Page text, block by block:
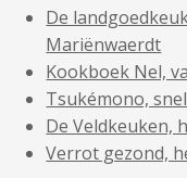
De
Mariënwaerdt
Kookboek Nel,
Tsukémono,
De Veldkeuken,
Verrot gezond,